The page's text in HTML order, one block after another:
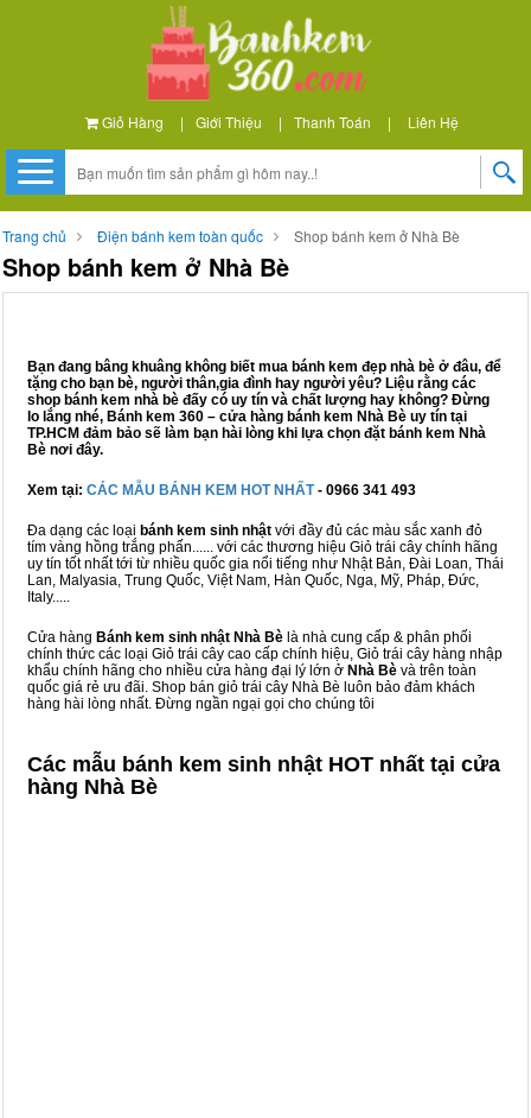
Giỏ Hàng | Giới Thiệu | Thanh Toán | Liên Hệ
Trang chủ Điện bánh kem toàn quốc Shop bánh kem ở Nhà Bè
Shop bánh kem ở Nhà Bè
Bạn đang bâng khuâng không biết mua bánh kem đẹp nhà bè ở đâu, để
tặng cho bạn bè, người thân,gia đình hay người yêu? Liệu rằng các
shop bánh kem nhà bè đấy có uy tín và chất lượng hay không? Đừng
lo lắng nhé, Bánh kem 360 – cửa hàng bánh kem Nhà Bè uy tín tại
TP.HCM đảm bảo sẽ làm bạn hài lòng khi lựa chọn đặt bánh kem Nhà
Bè nơi đây.
Xem tại: CÁC MẪU BÁNH KEM HOT NHẤT- 0966 341 493
Đa dạng các loại bánh kem sinh nhật với đầy đủ các màu sắc xanh đỏ
tím vàng hồng trắng phấn...... với các thương hiệu Giỏ trái cây chính hãng
uy tín tốt nhất tới từ nhiều quốc gia nổi tiếng như Nhật Bản, Đài Loan, Thái
Lan, Malyasia, Trung Quốc, Việt Nam, Hàn Quốc, Nga, Mỹ, Pháp, Đức,
Italy.....
Cửa hàng Bánh kem sinh nhật Nhà Bè là nhà cung cấp & phân phối
chính thức các loại Giỏ trái cây cao cấp chính hiệu, Giỏ trái cây hàng nhập
khẩu chính hãng cho nhiều cửa hàng đại lý lớn ở Nhà Bè và trên toàn
quốc giá rẻ ưu đãi. Shop bán giỏ trái cây Nhà Bè luôn bảo đảm khách
hàng hài lòng nhất. Đừng ngần ngại gọi cho chúng tôi
Các mẫu bánh kem sinh nhật HOT nhất tại cửa
hàng Nhà Bè